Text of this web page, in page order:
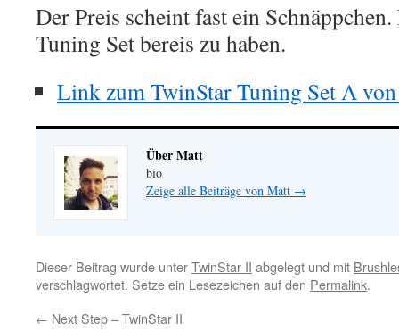
Der Preis scheint fast ein
Tuning Set bereis zu haben.
Link zum TwinStar Tuning Set A
Über Matt
bio
Zeige alle Beiträge von Matt →
Dieser Beitrag wurde unterTwinStar II abgelegt und mit
verschlagwortet. Setze ein Lesezeichen auf den Permalink.
← Next Step – TwinStar II